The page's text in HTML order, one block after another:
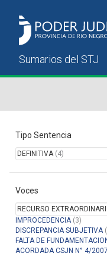
Sumarios del STJ
Manual del Usuario
Tipo Sentencia
DEFINITIVA(4)
Voces
RECURSO
IMPROCEDENCIA(3)
DISCREPANCIA SUBJETIVA
FALTA DE
ACORDADA CSJN N° 4/2007